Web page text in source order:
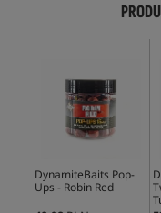
DynamiteBaits Pop-
Ups - Robin Red